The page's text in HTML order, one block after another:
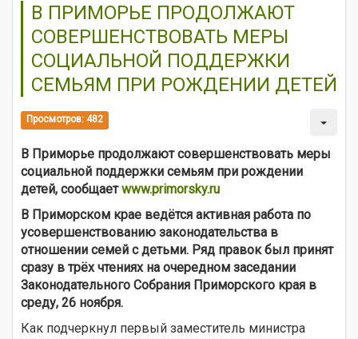
В ПРИМОРЬЕ ПРОДОЛЖАЮТ
СОВЕРШЕНСТВОВАТЬ МЕРЫ
СОЦИАЛЬНОЙ ПОДДЕРЖКИ
СЕМЬЯМ ПРИ РОЖДЕНИИ ДЕТЕЙ
Просмотров: 482
В Приморье продолжают совершенствовать меры
социальной поддержки семьям при рождении
детей, сообщаетwww.primorsky.ru
В Приморском крае ведётся активная работа по
усовершенствованию законодательства в
отношении семей с детьми. Ряд правок был принят
сразу в трёх чтениях на очередном заседании
Законодательного Собрания Приморского края в
среду, 26 ноября.
Как подчеркнул первый заместитель министра